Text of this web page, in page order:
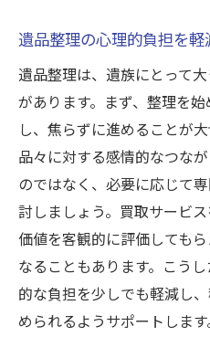
遺品整理の心理的負担を
遺品整理は、遺族にとって
があります。まず、整理を
し、焦らずに進めることが
品々に対する感情的なつな
のではなく、必要に応じて
討しましょう。買取サービ
価値を客観的に評価しても
なることもあります。こう
的な負担を少しでも軽減し
められるようサポートします